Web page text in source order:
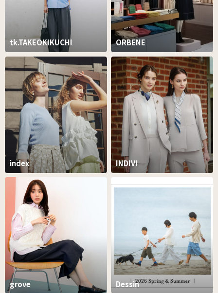
tk.TAKEOKIKUCHI ORBENE
index INDIVI
grove Dessin